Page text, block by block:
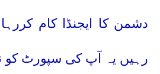
دشمن کا ایجنڈا کام
رہیں یہ آپ کی سپورٹ کو